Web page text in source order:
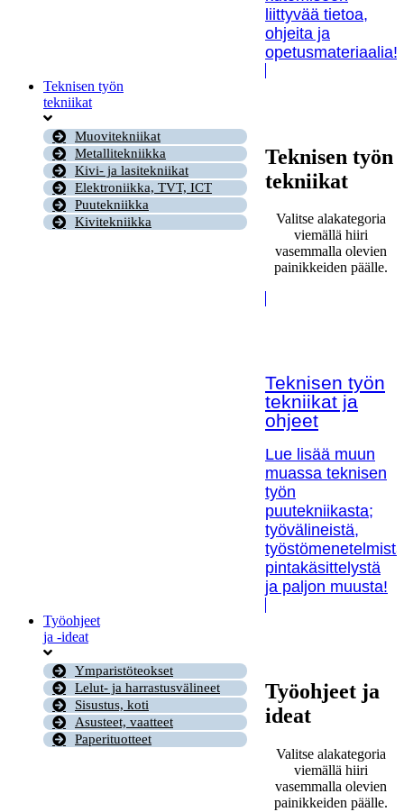
liittyvää tietoa,
ohjeita ja
opetusmateriaalia!
Teknisen työn
tekniikat
Muovitekniikat
Metallitekniikka
Kivi- ja lasitekniikat
Elektroniikka, TVT, ICT
Puutekniikka
Kivitekniikka
Teknisen työn
tekniikat
Valitse alakategoria
viemällä hiiri
vasemmalla olevien
painikkeiden päälle.
Teknisen työn
tekniikat ja
ohjeet
Lue lisää muun
muassa teknisen
työn
puutekniikasta;
työvälineistä,
pintakäsittelystä
ja paljon muusta!
Työohjeet
ja -ideat
Ymparistöteokset
Lelut- ja harrastusvälineet
Sisustus, koti
Asusteet, vaatteet
Paperituotteet
Työohjeet ja
ideat
Valitse alakategoria
viemällä hiiri
vasemmalla olevien
painikkeiden päälle.